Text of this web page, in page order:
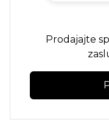
Prodajajte